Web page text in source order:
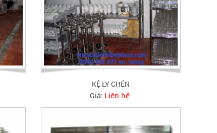
KỆ LY CHÉN
Giá: Liên hệ